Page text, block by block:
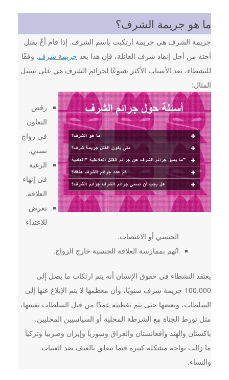
ما هو جريمة الشرف؟
جريمة الشرف هي جريمة ارتكبت باسم الشرف. إذا قام أخٌ بقتل
أخته من أجل إنقاذ شرف العائلة، فإن هذا يعد جريمة شرف. وفقًا
للنشطاء، تعد الأسباب الأكثر شيوعًا لجرائم الشرف هي على سبيل
المثال:
رفض
التعاون
في زواج
نسبي.
الرغبة
في إنهاء
العلاقة.
تعرض
للاعتداء
الجنسي أو الاغتصاب.
اتُهم بممارسة العلاقة الجنسية خارج الزواج.
يعتقد النشطاء في حقوق الإنسان أنه يتم ارتكاب ما يصل إلى
100,000 جريمة شرف سنويًا، وأن معظمها لا يتم الإبلاغ عنها إلى
السلطات، وبعضها حتى يتم تغطيته عمدًا من قبل السلطات نفسها،
مثل تورط الجناة مع الشرطة المحلية أو السياسيين المحليين.
باكستان والهند وأفغانستان والعراق وسوريا وإيران وصربيا وتركيا
ما زالت تواجه مشكلة كبيرة فيما يتعلق بالعنف ضد الفتيات
والنساء.